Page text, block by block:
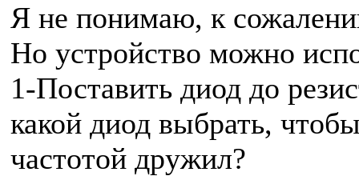
Я не понимаю, к
Но устройство можно
1-Поставить диод до
какой диод выбрать,
частотой дружил?